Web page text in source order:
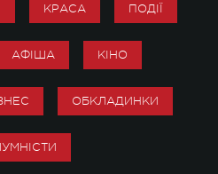
КРАСА ПОДІЇ
АФІША КІНО
ОБКЛАДИНКИ